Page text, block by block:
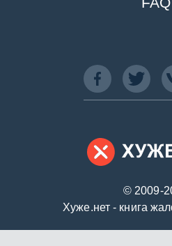
© 2009-
Хуже.нет - книга